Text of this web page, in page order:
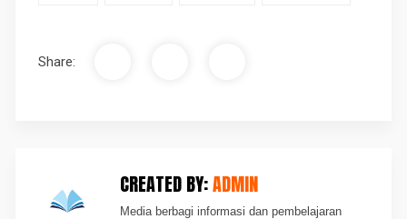
Share:
CREATED BY:ADMIN
Media berbagi informasi dan pembelajaran